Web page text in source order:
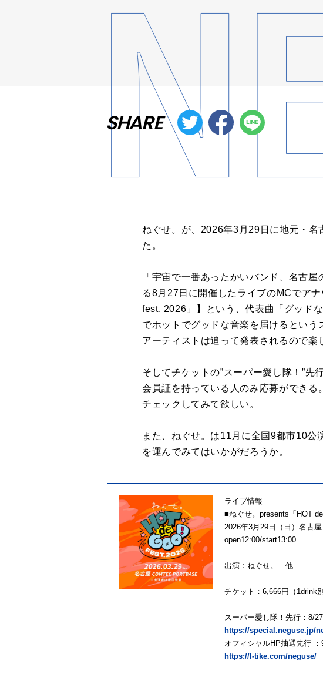
SHARE
ねぐせ。が、2026年3月29日に地元・
た。
「宇宙で一番あったかいバンド、名古
る8月27日に開催したライブのMCでア
fest. 2026」】という、代表曲「グッド
でホットでグッドな音楽を届けるとい
アーティストは追って発表されるので楽
そしてチケットの”スーパー愛し隊！”
会員証を持っている人のみ応募ができ
チェックしてみて欲しい。
また、ねぐせ。は11月に全国9都市10公
を運んでみてはいかがだろうか。
ライブ情報
■ねぐせ。presents「HOT
2026年3月29日（日）名古
open12:00/start13:00
出演：ねぐせ。 他
チケット：6,666円（1drink
スーパー愛し隊！先行：
https://special.neguse.jp/
オフィシャルHP抽選先行
https://l-tike.com/neguse/